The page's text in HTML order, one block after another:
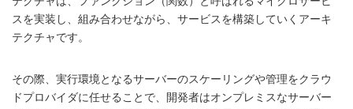
スを実装し、組み合わせながら、サービスを構築していくアーキ
テクチャです。
その際、実行環境となるサーバーのスケーリングや管理をクラウ
ドプロバイダに任せることで、開発者はオンプレミスなサーバー